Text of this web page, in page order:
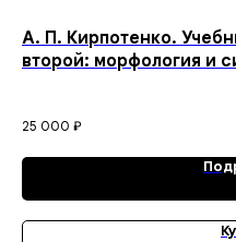
А. П. Кирпотенко.
второй: морфология и
25 000 ₽